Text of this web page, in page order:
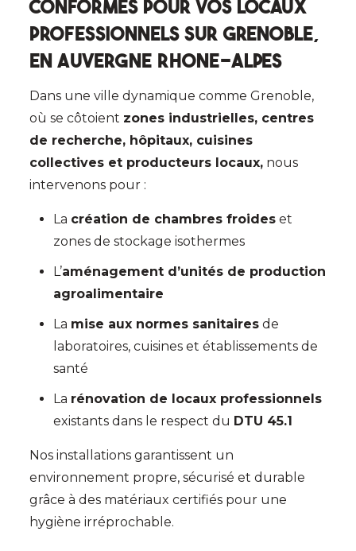
conformes pour vos locaux
professionnels sur Grenoble,
en Auvergne Rhone-Alpes
Dans une ville dynamique comme Grenoble,
où se côtoient zones industrielles, centres
de recherche, hôpitaux, cuisines
collectives et producteurs locaux,nous
intervenons pour :
La création de chambres froideset
zones de stockage isothermes
L’aménagement d’unités de production
agroalimentaire
La mise aux normes sanitairesde
laboratoires, cuisines et établissements de
santé
La rénovation de locaux professionnels
existants dans le respect du DTU 45.1
Nos installations garantissent un
environnement propre, sécurisé et durable
grâce à des matériaux certifiés pour une
hygiène irréprochable.